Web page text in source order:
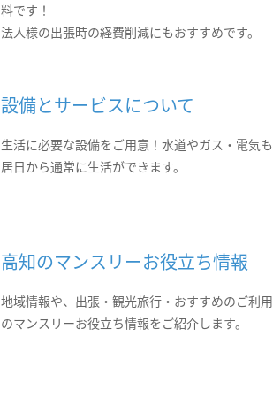
料です！
法人様の出張時の経費削減にもおすすめです。
設備とサービスについて
生活に必要な設備をご用意！水道やガス・電気
居日から通常に生活ができます。
高知のマンスリーお役立ち情報
地域情報や、出張・観光旅行・おすすめのご利
のマンスリーお役立ち情報をご紹介します。